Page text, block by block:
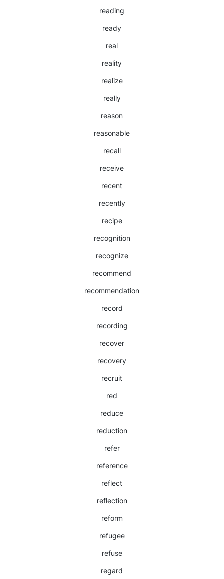
reading
ready
real
reality
realize
really
reason
reasonable
recall
receive
recent
recently
recipe
recognition
recognize
recommend
recommendation
record
recording
recover
recovery
recruit
red
reduce
reduction
refer
reference
reflect
reflection
reform
refugee
refuse
regard